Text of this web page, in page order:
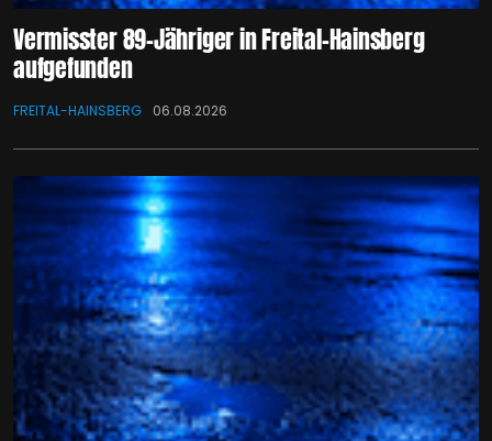
Vermisster 89-Jähriger in Freital-Hainsberg
aufgefunden
FREITAL-HAINSBERG 06.08.2026